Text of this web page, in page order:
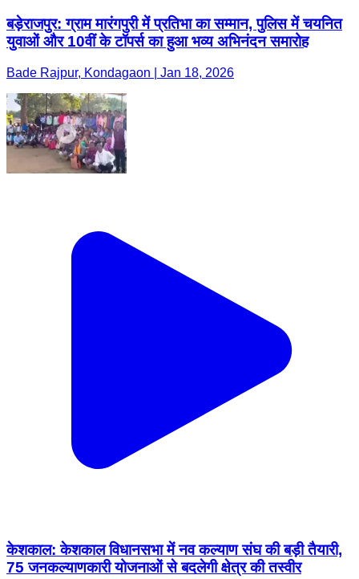
बड़ेराजपुर: ग्राम मारंगपुरी में प्रतिभा का सम्मान, पुलिस में चयनित
युवाओं और 10वीं के टॉपर्स का हुआ भव्य अभिनंदन समारोह
Bade Rajpur, Kondagaon | Jan 18, 2026
केशकाल: केशकाल विधानसभा में नव कल्याण संघ की बड़ी तैयारी,
75 जनकल्याणकारी योजनाओं से बदलेगी क्षेत्र की तस्वीर